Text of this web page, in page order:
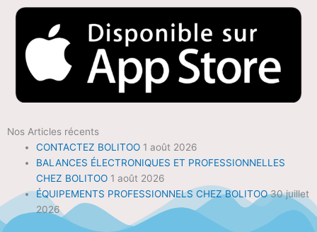
Nos Articles récents
CONTACTEZ BOLITOO 1 août 2026
BALANCES ÉLECTRONIQUES ET PROFESSIONNELLES
CHEZ BOLITOO 1 août 2026
ÉQUIPEMENTS PROFESSIONNELS CHEZ BOLITOO 30 juillet
2026